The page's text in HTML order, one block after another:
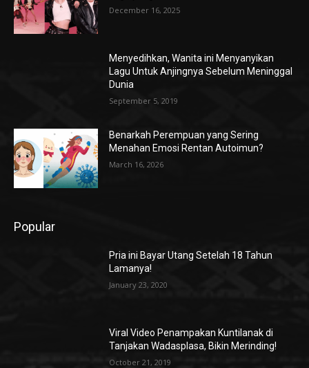
December 16, 2025
Menyedihkan, Wanita ini Menyanyikan
Lagu Untuk Anjingnya Sebelum Meninggal
Dunia
September 5, 2019
Benarkah Perempuan yang Sering
Menahan Emosi Rentan Autoimun?
March 16, 2026
Popular
Pria ini Bayar Utang Setelah 18 Tahun
Lamanya!
January 23, 2020
Viral Video Penampakan Kuntilanak di
Tanjakan Wadasplasa, Bikin Merinding!
October 21, 2019